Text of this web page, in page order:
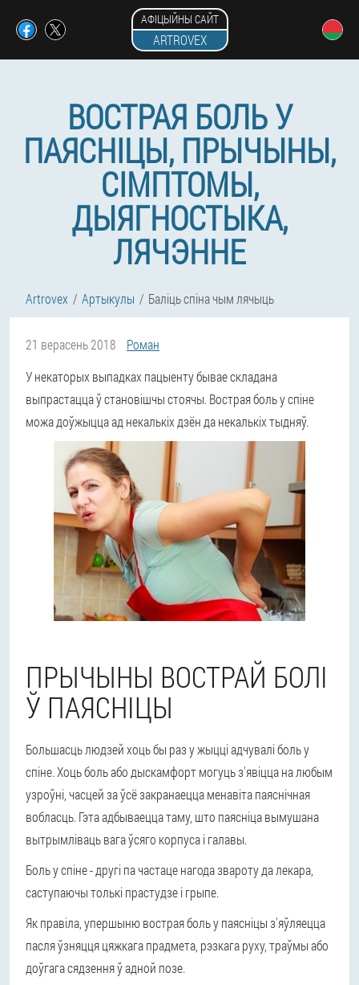
АФІЦЫЙНЫ САЙТ
ARTROVEX
ВОСТРАЯ БОЛЬ У
ПАЯСНІЦЫ, ПРЫЧЫНЫ,
СІМПТОМЫ,
ДЫЯГНОСТЫКА,
ЛЯЧЭННЕ
Artrovex Артыкулы Баліць спіна чым лячыць
21 верасень 2018
Роман
У некаторых выпадках пацыенту бывае складана
выпрастацца ў становішчы стоячы. Вострая боль у спіне
можа доўжыцца ад некалькіх дзён да некалькіх тыдняў.
ПРЫЧЫНЫ ВОСТРАЙ БОЛІ
Ў ПАЯСНІЦЫ
Большасць людзей хоць бы раз у жыцці адчувалі боль у
спіне. Хоць боль або дыскамфорт могуць з'явіцца на любым
узроўні, часцей за ўсё закранаецца менавіта паяснічная
вобласць. Гэта адбываецца таму, што паясніца вымушана
вытрымліваць вага ўсяго корпуса і галавы.
Боль у спіне - другі па частаце нагода звароту да лекара,
саступаючы толькі прастудзе і грыпе.
Як правіла, упершыню вострая боль у паясніцы з'яўляецца
пасля ўзняцця цяжкага прадмета, рэзкага руху, траўмы або
доўгага сядзення ў адной позе.